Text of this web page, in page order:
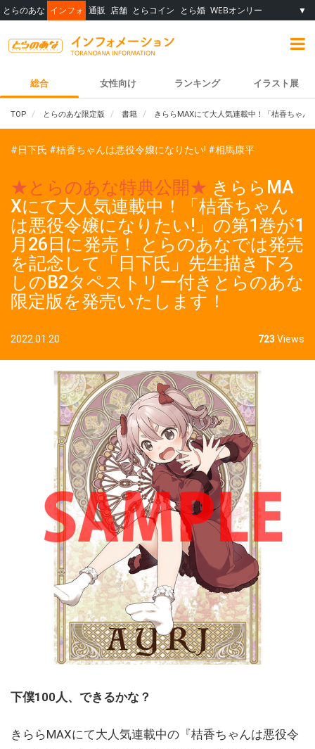
とらのあな インフォ 通販 店舗 とらコイン とら婚 WEBオンリー ▼
総合 女性向け ランキング イラスト展
TOP とらのあな限定版 書籍 きららMAXにて大人気連載中！「桔香ちゃ
#日下氏 #桔香ちゃんは悪役令嬢になりたい! #相馬康平
★とらのあな特典公開★ きららMA
Xにて大人気連載中！「桔香ちゃん
は悪役令嬢になりたい!」の第1巻が1
月26日に発売！ とらのあなでは発売
を記念して「日下氏」先生描き下ろ
しのB2タペストリー付きとらのあな
限定版を発売いたします！
2022.01.20 723 Views
下僕100人、できるかな？
きららMAXにて大人気連載中の『桔香ちゃんは悪役令